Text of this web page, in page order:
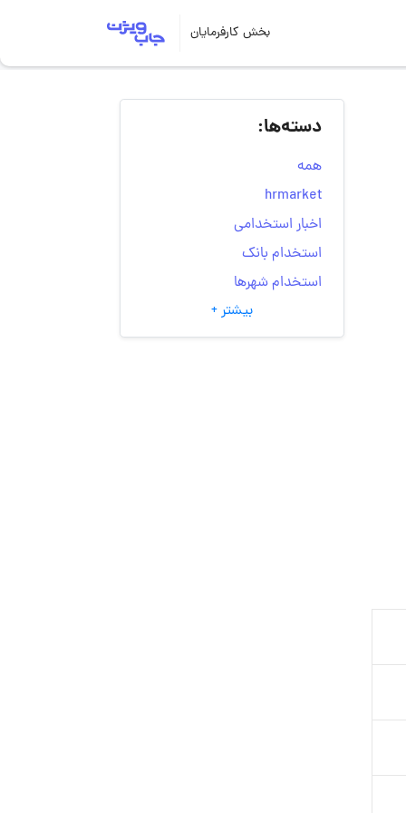
بخش کارفرمایان
دسته‌ها:
همه
hrmarket
اخبار استخدامی
استخدام بانک
استخدام شهرها
انتخاب مسیر شغلی
به‌روزرسانی‌های سایت
بیشتر +